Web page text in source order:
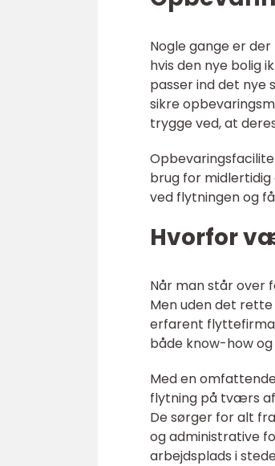
Nogle gange er
hvis den nye bolig
passer ind det nye
sikre
trygge ved, at
brug for
ved flytningen og
Hvorfor
Når man står over
Men uden det
erfarent
både know-how
Med en
flytning på tværs
De sørger for alt
og administrative
arbejdsplads i